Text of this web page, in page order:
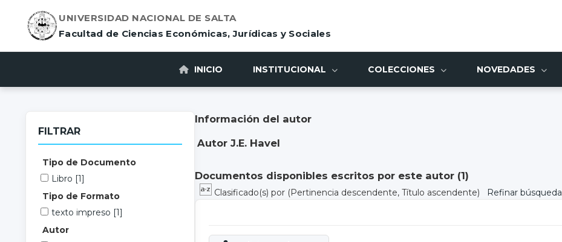
UNIVERSIDAD NACIONAL DE SALTA
Facultad de Ciencias Económicas, Jurídicas y Sociales
INICIO INSTITUCIONAL COLECCIONES NOVEDADES
Información del autor
Autor J.E. Havel
Documentos disponibles escritos por este autor (1)
Clasificado(s) por (Pertinencia descendente, Título ascendente) Refinar búsqueda
FILTRAR
Tipo de Documento
Libro [1]
Tipo de Formato
texto impreso [1]
Autor